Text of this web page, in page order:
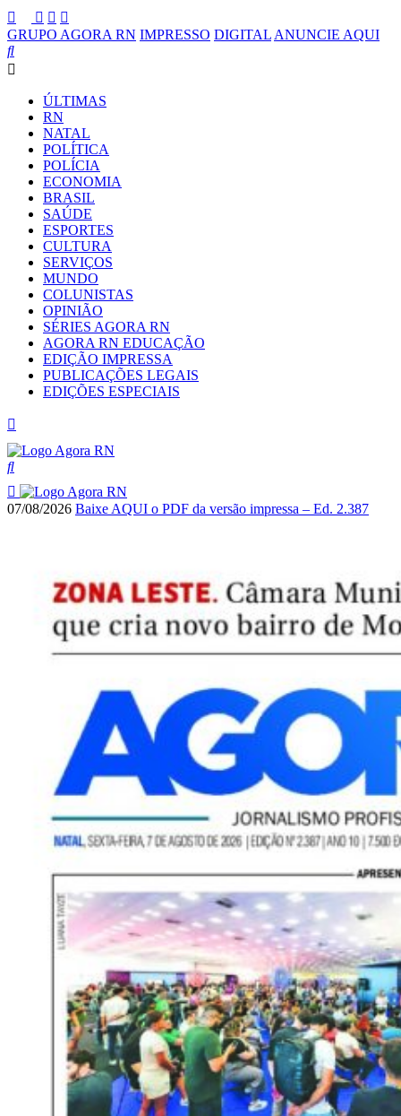
GRUPO AGORA RN IMPRESSO DIGITAL ANUNCIE AQUI
ÚLTIMAS
RN
NATAL
POLÍTICA
POLÍCIA
ECONOMIA
BRASIL
SAÚDE
ESPORTES
CULTURA
SERVIÇOS
MUNDO
COLUNISTAS
OPINIÃO
SÉRIES AGORA RN
AGORA RN EDUCAÇÃO
EDIÇÃO IMPRESSA
PUBLICAÇÕES LEGAIS
EDIÇÕES ESPECIAIS
07/08/2026 Baixe AQUI o PDF da versão impressa – Ed. 2.387